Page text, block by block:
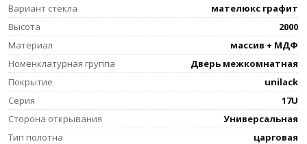
Вариант стекла
мателюкс графит
Высота
2000
Материал
массив + МДФ
Номенклатурная группа
Дверь межкомнатная
Покрытие
unilack
Серия
17U
Сторона открывания
Универсальная
Тип полотна
царговая